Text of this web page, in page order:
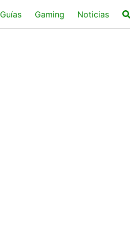
Guías Gaming Noticias